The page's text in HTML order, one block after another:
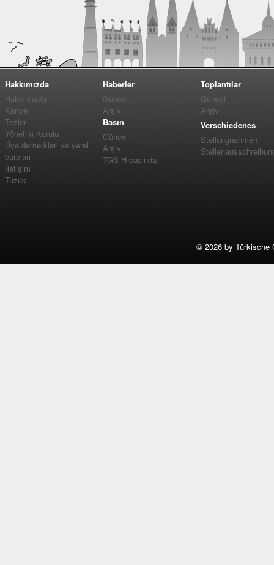
Hakkımızda
Hakkımızda
Künye
Tezler
Yönetim Kurulu
Üye dernerkleri ve yerel
büroları
İletişim
Tüzük
Haberler
Güncel
Arşiv
Basın
Güncel
Arşiv
TGS-H basında
Toplantılar
Güncel
Arşiv
Verschiedenes
Stellungnahmen
© 2026 by Türkische